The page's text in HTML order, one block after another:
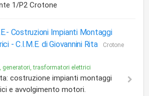
1/P2 Crotone
Costruzioni Impianti Montaggi
-C.I.M.E. di Giovannini Rita
Crotone
generatori, trasformatori elettrici
costruzione impianti montaggi
e avvolgimento motori.